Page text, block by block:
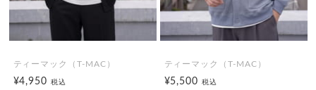
ティーマック（T-MAC）
¥4,950税込
ティーマック（T-MAC）
¥5,500税込